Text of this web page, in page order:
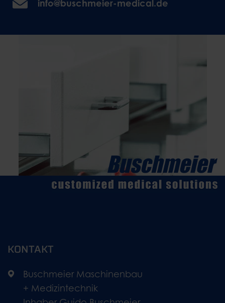
info@buschmeier-medical.de
KONTAKT
Buschmeier Maschinenbau
+ Medizintechnik